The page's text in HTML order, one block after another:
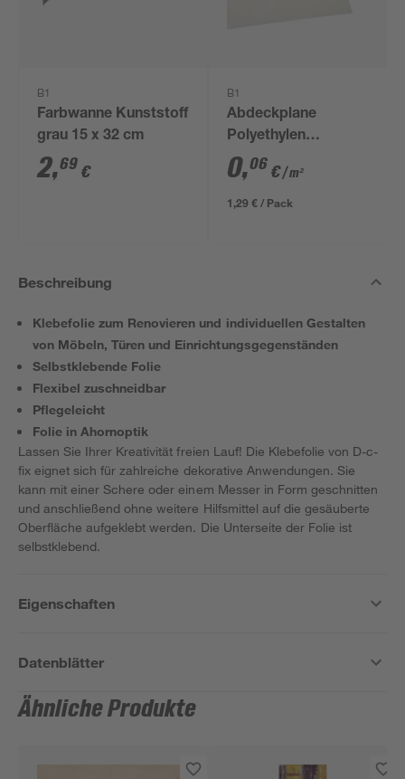
B1
Farbwanne Kunststoff
grau 15 x 32 cm
2,69 €
B1
Abdeckplane
Polyethylen
transparent 4 x 5 m
0,06 €/ m²
1,29 € / Pack
Beschreibung
Klebefolie zum Renovieren und individuellen Gestalten
von Möbeln, Türen und Einrichtungsgegenständen
Selbstklebende Folie
Flexibel zuschneidbar
Pflegeleicht
Folie in Ahornoptik
Lassen Sie Ihrer Kreativität freien Lauf! Die Klebefolie von D-c-
fix eignet sich für zahlreiche dekorative Anwendungen. Sie
kann mit einer Schere oder einem Messer in Form geschnitten
und anschließend ohne weitere Hilfsmittel auf die gesäuberte
Oberfläche aufgeklebt werden. Die Unterseite der Folie ist
selbstklebend.
Eigenschaften
Datenblätter
Ähnliche Produkte